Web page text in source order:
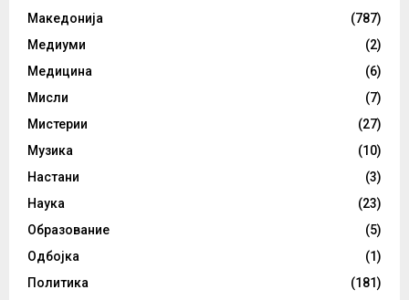
Македонија
(787)
Медиуми
(2)
Медицина
(6)
Мисли
(7)
Мистерии
(27)
Музика
(10)
Настани
(3)
Наука
(23)
Образование
(5)
Одбојка
(1)
Политика
(181)